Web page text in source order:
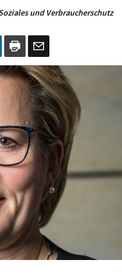
und Verbraucherschutz